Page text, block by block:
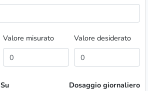
Valore misurato Valore desiderato
Su
Dosaggio giornaliero